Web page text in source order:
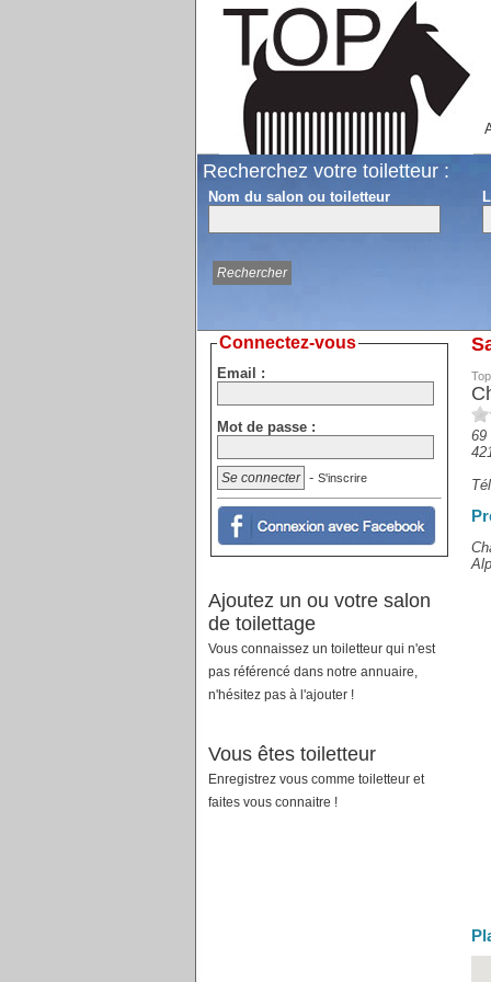
Recherchez votre toiletteur :
Nom du salon ou toiletteur
69
Connectez-vous
Email :
Mot de passe :
- S'inscrire
Ajoutez un ou votre salon
de toilettage
Vous connaissez un toiletteur qui n'est
pas référencé dans notre annuaire,
n'hésitez pas à l'ajouter !
Vous êtes toiletteur
Enregistrez vous comme toiletteur et
faites vous connaitre !